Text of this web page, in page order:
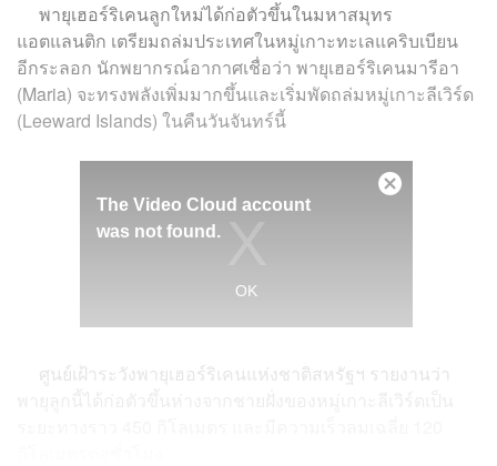
พายุเฮอร์ริเคนลูกใหม่ได้ก่อตัวขึ้นในมหาสมุทร
แอตแลนติก เตรียมถล่มประเทศในหมู่เกาะทะเลแคริบเบียน
อีกระลอก นักพยากรณ์อากาศเชื่อว่า พายุเฮอร์ริเคนมารีอา
(Maria) จะทรงพลังเพิ่มมากขึ้นและเริ่มพัดถล่มหมู่เกาะลีเวิร์ด
(Leeward Islands) ในคืนวันจันทร์นี้
ศูนย์เฝ้าระวังพายุเฮอร์ริเคนแห่งชาติสหรัฐฯ รายงานว่า